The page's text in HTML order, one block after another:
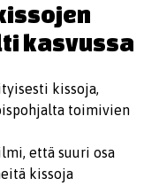
kasvussa
kissoja,
toimivien
että suuri osa
kissoja